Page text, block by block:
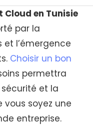
Cloud en Tunisie
par la
l’émergence
Choisir un bon
permettra
et la
vous soyez une
entreprise.